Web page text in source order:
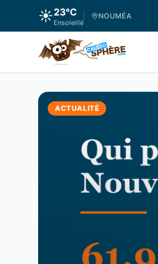
☀️23°C
Ensoleillé
NOUMÉA
ACTUALITÉ